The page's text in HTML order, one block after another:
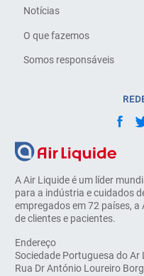
A Air Liquide é um líder
para a indústria e cuidados
empregados em 72 países, a
de clientes e pacientes.
Endereço
Sociedade Portuguesa do Ar
Rua Dr António Loureiro
Notícias
O que fazemos
Somos responsáveis